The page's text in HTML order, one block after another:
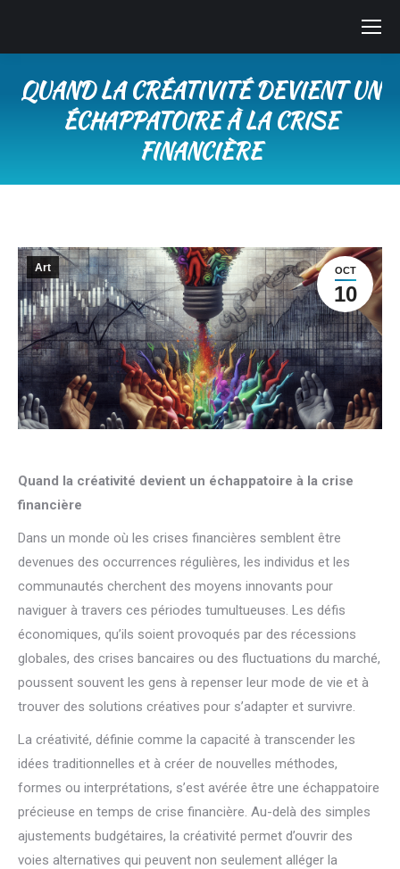
QUAND LA CRÉATIVITÉ DEVIENT UN
ÉCHAPPATOIRE À LA CRISE
FINANCIÈRE
OCT
10
Art
Quand la créativité devient un échappatoire à la crise
financière
Dans un monde où les crises financières semblent être
devenues des occurrences régulières, les individus et les
communautés cherchent des moyens innovants pour
naviguer à travers ces périodes tumultueuses. Les défis
économiques, qu’ils soient provoqués par des récessions
globales, des crises bancaires ou des fluctuations du marché,
poussent souvent les gens à repenser leur mode de vie et à
trouver des solutions créatives pour s’adapter et survivre.
La créativité, définie comme la capacité à transcender les
idées traditionnelles et à créer de nouvelles méthodes,
formes ou interprétations, s’est avérée être une échappatoire
précieuse en temps de crise financière. Au-delà des simples
ajustements budgétaires, la créativité permet d’ouvrir des
voies alternatives qui peuvent non seulement alléger la